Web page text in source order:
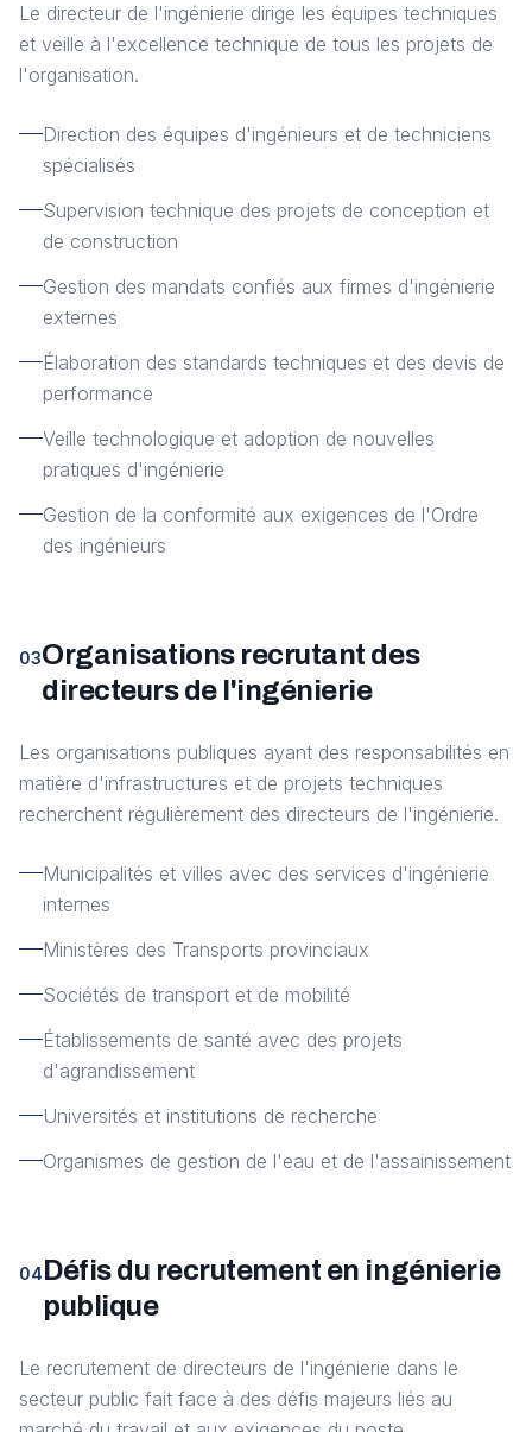
Le directeur de l'ingénierie dirige les équipes techniques
et veille à l'excellence technique de tous les projets de
l'organisation.
Direction des équipes d'ingénieurs et de techniciens
spécialisés
Supervision technique des projets de conception et
de construction
Gestion des mandats confiés aux firmes d'ingénierie
externes
Élaboration des standards techniques et des devis de
performance
Veille technologique et adoption de nouvelles
pratiques d'ingénierie
Gestion de la conformité aux exigences de l'Ordre
des ingénieurs
03Organisations recrutant des
directeurs de l'ingénierie
Les organisations publiques ayant des responsabilités en
matière d'infrastructures et de projets techniques
recherchent régulièrement des directeurs de l'ingénierie.
Municipalités et villes avec des services d'ingénierie
internes
Ministères des Transports provinciaux
Sociétés de transport et de mobilité
Établissements de santé avec des projets
d'agrandissement
Universités et institutions de recherche
Organismes de gestion de l'eau et de l'assainissement
04Défis du recrutement en ingénierie
publique
Le recrutement de directeurs de l'ingénierie dans le
secteur public fait face à des défis majeurs liés au